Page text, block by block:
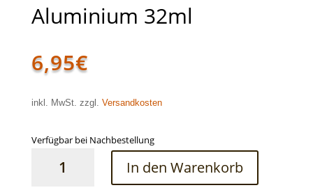
Aluminium 32ml
6,95€
inkl. MwSt. zzgl. Versandkosten
Verfügbar bei Nachbestellung
In den Warenkorb